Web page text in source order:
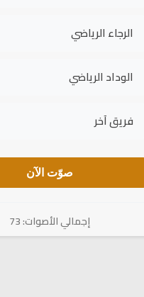
الرجاء الرياضي
الوداد الرياضي
فريق آخر
صوّت الآن
إجمالي الأصوات: 73